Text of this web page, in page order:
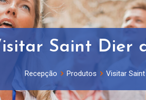
Saint Dier
Recepção Produtos Visitar